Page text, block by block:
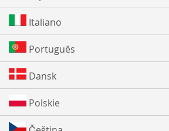
Italiano
Português
Dansk
Polskie